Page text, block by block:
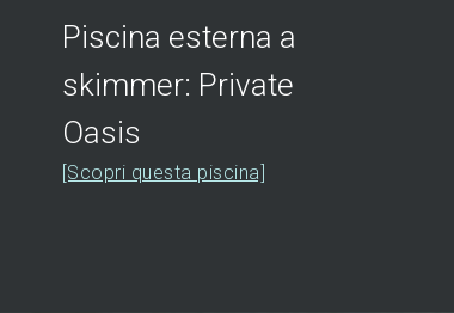
Piscina esterna a
skimmer: Private
Oasis
[Scopri questa piscina]